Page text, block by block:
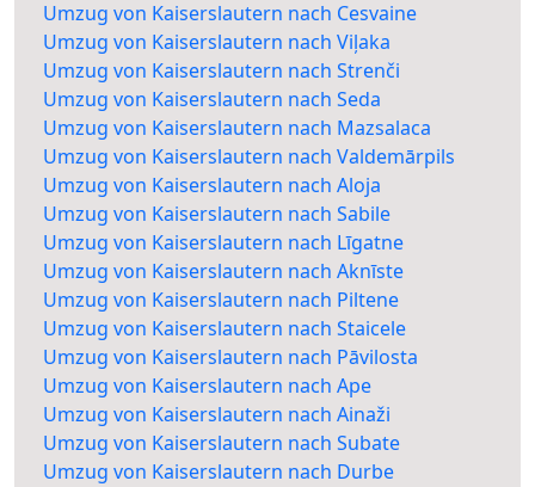
Umzug von Kaiserslautern nach Cesvaine
Umzug von Kaiserslautern nach Viļaka
Umzug von Kaiserslautern nach Strenči
Umzug von Kaiserslautern nach Seda
Umzug von Kaiserslautern nach Mazsalaca
Umzug von Kaiserslautern nach Valdemārpils
Umzug von Kaiserslautern nach Aloja
Umzug von Kaiserslautern nach Sabile
Umzug von Kaiserslautern nach Līgatne
Umzug von Kaiserslautern nach Aknīste
Umzug von Kaiserslautern nach Piltene
Umzug von Kaiserslautern nach Staicele
Umzug von Kaiserslautern nach Pāvilosta
Umzug von Kaiserslautern nach Ape
Umzug von Kaiserslautern nach Ainaži
Umzug von Kaiserslautern nach Subate
Umzug von Kaiserslautern nach Durbe